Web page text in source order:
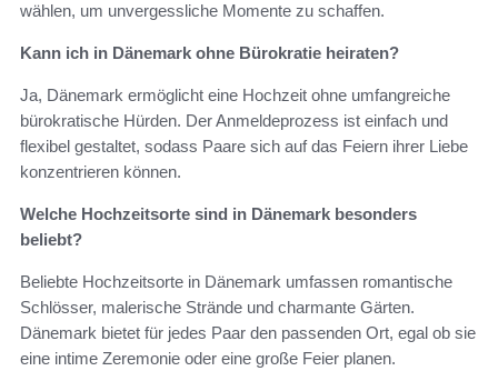
wählen, um unvergessliche Momente zu schaffen.
Kann ich in Dänemark ohne Bürokratie heiraten?
Ja, Dänemark ermöglicht eine Hochzeit ohne umfangreiche
bürokratische Hürden. Der Anmeldeprozess ist einfach und
flexibel gestaltet, sodass Paare sich auf das Feiern ihrer Liebe
konzentrieren können.
Welche Hochzeitsorte sind in Dänemark besonders
beliebt?
Beliebte Hochzeitsorte in Dänemark umfassen romantische
Schlösser, malerische Strände und charmante Gärten.
Dänemark bietet für jedes Paar den passenden Ort, egal ob sie
eine intime Zeremonie oder eine große Feier planen.